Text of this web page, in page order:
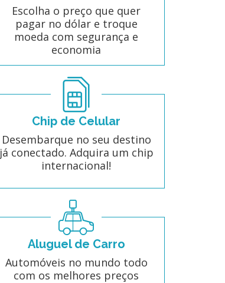
Escolha o preço que quer
pagar no dólar e troque
moeda com segurança e
economia
Chip de Celular
Desembarque no seu destino
já conectado. Adquira um chip
internacional!
Aluguel de Carro
Automóveis no mundo todo
com os melhores preços